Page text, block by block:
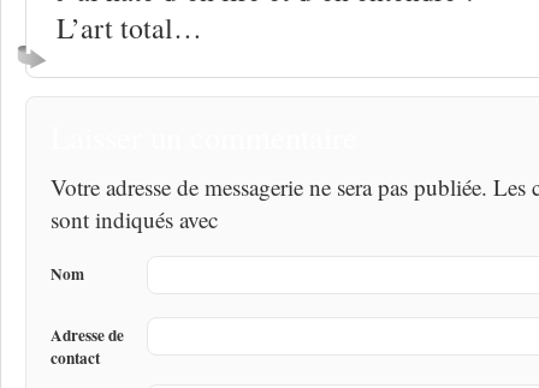
L’art total…
Votre adresse de messagerie ne sera pas publiée.
sont indiqués avec
Nom
Adresse de
contact